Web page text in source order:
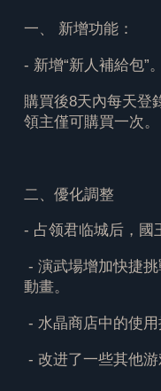
一、 新增功能：
- 新增“新人補給包”。
購買後8天內每天登
領主僅可購買一次。
二、優化調整
- 占领君临城后，國
- 演武場增加快捷
動畫。
- 水晶商店中的使用
- 改进了一些其他游